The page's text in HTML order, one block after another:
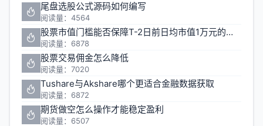
尾盘选股公式源码如何编写
阅读量：4564
股票市值门槛能否保障T-2日前日均市值1万元的投资安全
阅读量：6878
股票交易佣金怎么降低
阅读量：7020
Tushare与Akshare哪个更适合金融数据获取
阅读量：6872
期货做空怎么操作才能稳定盈利
阅读量：6507